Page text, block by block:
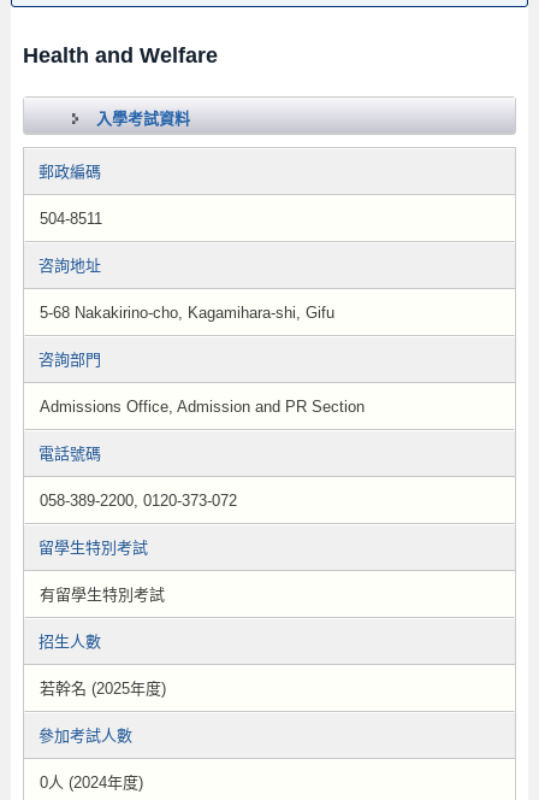
Health and Welfare
入學考試資料
郵政編碼
504-8511
咨詢地址
5-68 Nakakirino-cho, Kagamihara-shi, Gifu
咨詢部門
Admissions Office, Admission and PR Section
電話號碼
058-389-2200, 0120-373-072
留學生特別考試
有留學生特別考試
招生人數
若幹名 (2025年度)
參加考試人數
0人 (2024年度)